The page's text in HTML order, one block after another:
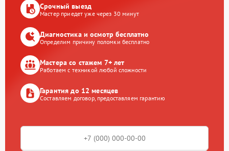
Срочный выезд
Мастер приедет уже через 30 минут
Диагностика и осмотр бесплатно
Определим причину поломки бесплатно
Мастера со стажем 7+ лет
Работаем с техникой любой сложности
Гарантия до 12 месяцев
Составляем договор, предоставляем гарантию